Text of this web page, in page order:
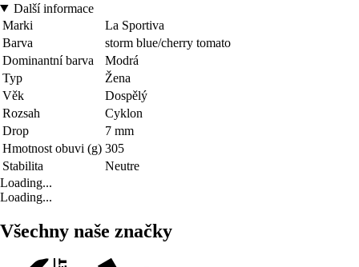
Další informace
Marki
La Sportiva
Barva
storm blue/cherry tomato
Dominantní barva
Modrá
Typ
Žena
Věk
Dospělý
Rozsah
Cyklon
Drop
7 mm
Hmotnost obuvi (g) 305
Stabilita
Neutre
Loading...
Loading...
Všechny naše značky